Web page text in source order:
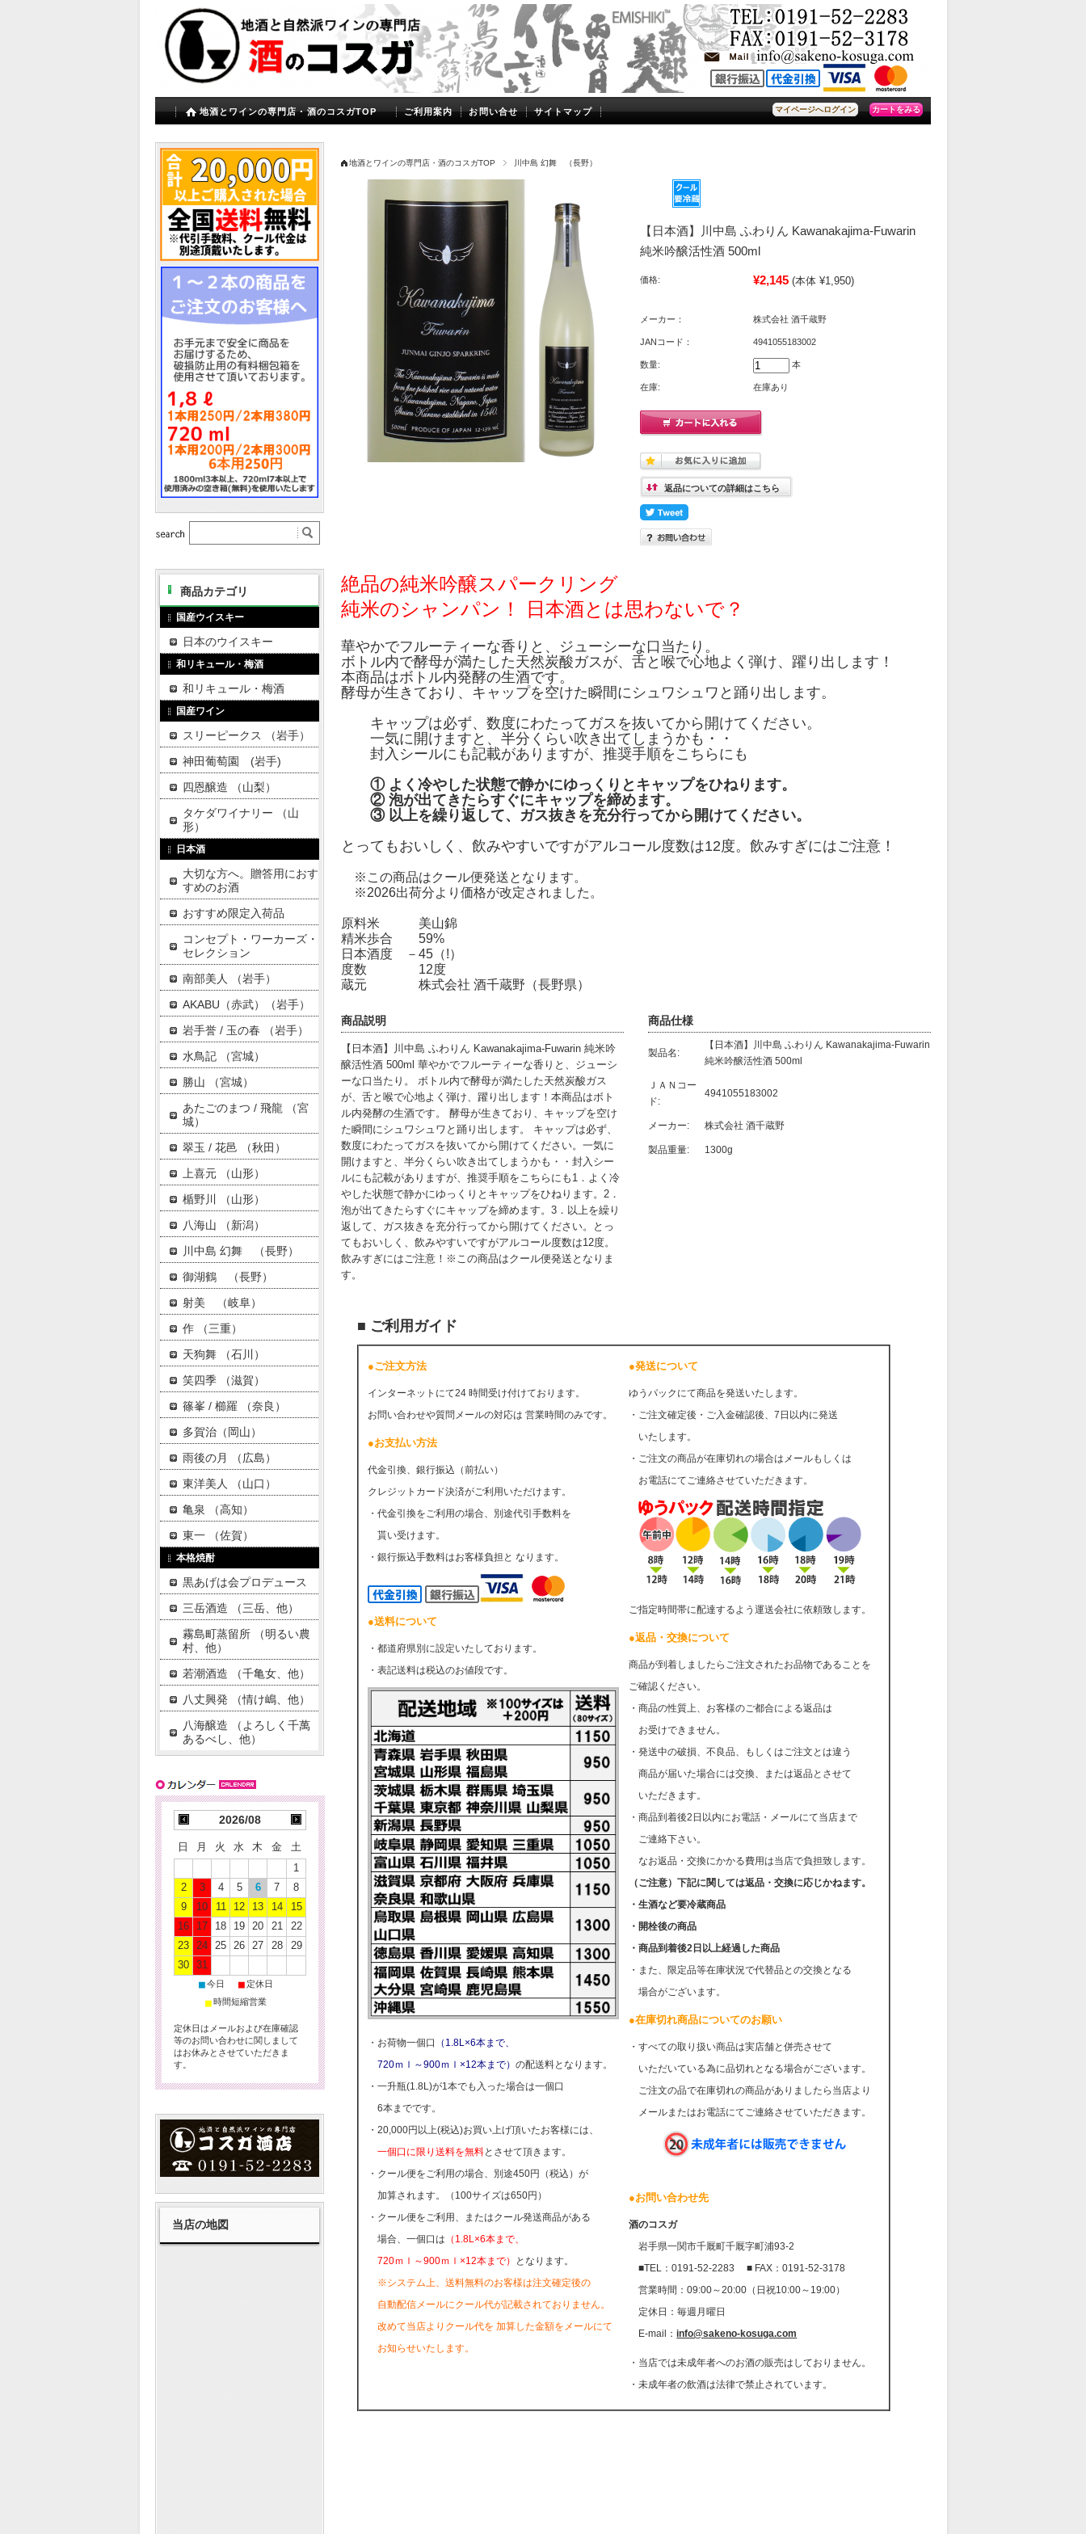
マイページへログイン カートをみる
地酒とワインの専門店・酒のコスガTOP ご利用案内 お問い合せ サイトマップ
地酒とワインの専門店・酒のコスガTOP 川中島 幻舞 （長野）
【日本酒】川中島 ふわりん Kawanakajima-Fuwarin
純米吟醸活性酒 500ml
価格: ¥2,145 (本体 ¥1,950)
メーカー： 株式会社 酒千蔵野
JANコード： 4941055183002
数量: 本
在庫: 在庫あり
返品についての詳細はこちら
絶品の純米吟醸スパークリング
純米のシャンパン！ 日本酒とは思わないで？
華やかでフルーティーな香りと、ジューシーな口当たり。
ボトル内で酵母が満たした天然炭酸ガスが、舌と喉で心地よく弾け、躍り出します！
本商品はボトル内発酵の生酒です。
酵母が生きており、キャップを空けた瞬間にシュワシュワと踊り出します。
キャップは必ず、数度にわたってガスを抜いてから開けてください。
一気に開けますと、半分くらい吹き出てしまうかも・・
封入シールにも記載がありますが、推奨手順をこちらにも
① よく冷やした状態で静かにゆっくりとキャップをひねります。
② 泡が出てきたらすぐにキャップを締めます。
③ 以上を繰り返して、ガス抜きを充分行ってから開けてください。
とってもおいしく、飲みやすいですがアルコール度数は12度。飲みすぎにはご注意！
※この商品はクール便発送となります。
※2026出荷分より価格が改定されました。
原料米 美山錦
精米歩合 59%
日本酒度 －45（!）
度数 12度
蔵元 株式会社 酒千蔵野（長野県）
商品説明
【日本酒】川中島 ふわりん Kawanakajima-Fuwarin 純米吟
醸活性酒 500ml 華やかでフルーティーな香りと、ジューシ
ーな口当たり。 ボトル内で酵母が満たした天然炭酸ガス
が、舌と喉で心地よく弾け、躍り出します！本商品はボト
ル内発酵の生酒です。 酵母が生きており、キャップを空け
た瞬間にシュワシュワと踊り出します。 キャップは必ず、
数度にわたってガスを抜いてから開けてください。一気に
開けますと、半分くらい吹き出てしまうかも・・封入シー
ルにも記載がありますが、推奨手順をこちらにも1．よく冷
やした状態で静かにゆっくりとキャップをひねります。2．
泡が出てきたらすぐにキャップを締めます。3．以上を繰り
返して、ガス抜きを充分行ってから開けてください。とっ
てもおいしく、飲みやすいですがアルコール度数は12度。
飲みすぎにはご注意！※この商品はクール便発送となりま
す。
商品仕様
製品名:
【日本酒】川中島 ふわりん Kawanakajima-Fuwarin
純米吟醸活性酒 500ml
ＪＡＮコー
ド:
4941055183002
メーカー: 株式会社 酒千蔵野
製品重量: 1300g
■ ご利用ガイド
●ご注文方法
インターネットにて24 時間受け付けております。
お問い合わせや質問メールの対応は 営業時間のみです。
●お支払い方法
代金引換、銀行振込（前払い）
クレジットカード決済がご利用いただけます。
・代金引換をご利用の場合、別途代引手数料を
貰い受けます。
・銀行振込手数料はお客様負担と なります。
●送料について
・都道府県別に設定いたしております。
・表記送料は税込のお値段です。
・お荷物一個口
（1.8L×6本まで、
720ｍｌ～900ｍｌ×12本まで） の配送料となります。
・一升瓶(1.8L)が1本でも入った場合は一個口
6本までです。
・20,000円以上(税込)お買い上げ頂いたお客様には、
一個口に限り送料を無料とさせて頂きます。
・クール便をご利用の場合、別途450円（税込）が
加算されます。（100サイズは650円）
・クール便をご利用、またはクール発送商品がある
場合、一個口は （1.8L×6本まで、
720ｍｌ～900ｍｌ×12本まで）
となります。
※システム上、送料無料のお客様は注文確定後の
自動配信メールにクール代が記載されておりません。
改めて当店よりクール代を 加算した金額をメールにて
お知らせいたします。
●発送について
ゆうパックにて商品を発送いたします。
・ご注文確定後・ご入金確認後、7日以内に発送
いたします。
・ご注文の商品が在庫切れの場合はメールもしくは
お電話にてご連絡させていただきます。
ご指定時間帯に配達するよう運送会社に依頼致します。
●返品・交換について
商品が到着しましたらご注文されたお品物であることを
ご確認ください。
・商品の性質上、お客様のご都合による返品は
お受けできません。
・発送中の破損、不良品、もしくはご注文とは違う
商品が届いた場合には交換、または返品とさせて
いただきます。
・商品到着後2日以内にお電話・メールにて当店まで
ご連絡下さい。
なお返品・交換にかかる費用は当店で負担致します。
（ご注意）下記に関しては返品・交換に応じかねます。
・生酒など要冷蔵商品
・開栓後の商品
・商品到着後2日以上経過した商品
・また、限定品等在庫状況で代替品との交換となる
場合がございます。
●在庫切れ商品についてのお願い
・すべての取り扱い商品は実店舗と併売させて
いただいている為に品切れとなる場合がございます。
ご注文の品で在庫切れの商品がありましたら当店より
メールまたはお電話にてご連絡させていただきます。
●お問い合わせ先
酒のコスガ
岩手県一関市千厩町千厩字町浦93-2
■TEL：0191-52-2283 ■ FAX：0191-52-3178
営業時間：09:00～20:00（日祝10:00～19:00）
定休日：毎週月曜日
E-mail：info@sakeno-kosuga.com
・当店では未成年者へのお酒の販売はしておりません。
・未成年者の飲酒は法律で禁止されています。
商品カテゴリ
国産ウイスキー
日本のウイスキー
和リキュール・梅酒
和リキュール・梅酒
国産ワイン
スリーピークス （岩手）
神田葡萄園 (岩手)
四恩醸造 （山梨）
タケダワイナリー （山
形）
日本酒
大切な方へ。贈答用におす
すめのお酒
おすすめ限定入荷品
コンセプト・ワーカーズ・
セレクション
南部美人 （岩手）
AKABU（赤武）（岩手）
岩手誉 / 玉の春 （岩手）
水鳥記 （宮城）
勝山 （宮城）
あたごのまつ / 飛龍 （宮
城）
翠玉 / 花邑 （秋田）
上喜元 （山形）
楯野川 （山形）
八海山 （新潟）
川中島 幻舞 （長野）
御湖鶴 （長野）
射美 （岐阜）
作 （三重）
天狗舞 （石川）
笑四季 （滋賀）
篠峯 / 櫛羅 （奈良）
多賀治（岡山）
雨後の月 （広島）
東洋美人 （山口）
亀泉 （高知）
東一 （佐賀）
本格焼酎
黒あげは会プロデュース
三岳酒造 （三岳、他）
霧島町蒸留所 （明るい農
村、他）
若潮酒造 （千亀女、他）
八丈興発 （情け嶋、他）
八海醸造 （よろしく千萬
あるべし、他）
2026/08
日 月 火 水 木 金
土
1
2
3 4 5 6 7
8
9
10 11 12 13 14
15
16
17 18 19 20 21
22
23
24 25 26 27 28
29
30
31
■今日 ■ 定休日
■時間短縮営業
定休日はメールおよび在庫確認
等のお問い合わせに関しまして
はお休みとさせていただきま
す。
当店の地図